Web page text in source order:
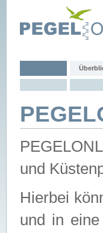
und
Hierbei
und in